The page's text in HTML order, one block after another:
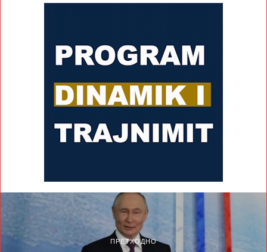
ПРЕТХОДНО